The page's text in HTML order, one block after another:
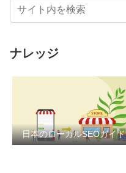
ナレッジ
日本のローカルSEOガイド